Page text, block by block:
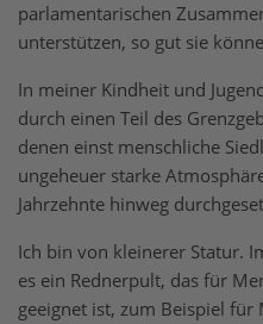
parlamentarischen
unterstützen, so gut sie
In meiner Kindheit und
durch einen Teil des
denen einst menschliche
ungeheuer starke
Jahrzehnte hinweg
Ich bin von kleinerer Statur.
es ein Rednerpult, das für
geeignet ist, zum Beispiel